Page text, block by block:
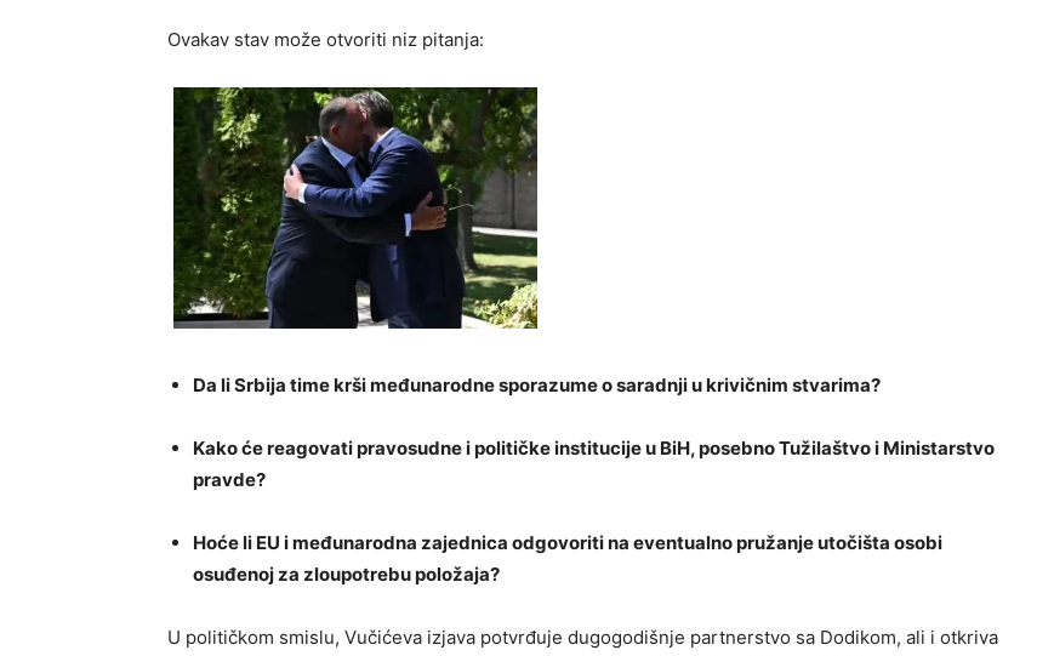
Ovakav stav može otvoriti niz pitanja:
Da li Srbija time krši međunarodne sporazume o saradnji u krivičnim stvarima?
Kako će reagovati pravosudne i političke institucije u BiH, posebno Tužilaštvo i Ministarstvo
pravde?
Hoće li EU i međunarodna zajednica odgovoriti na eventualno pružanje utočišta osobi
osuđenoj za zloupotrebu položaja?
U političkom smislu, Vučićeva izjava potvrđuje dugogodišnje partnerstvo sa Dodikom, ali i otkriva